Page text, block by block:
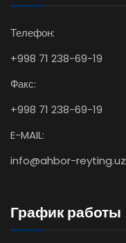
Телефон:
+998 71 238-69-19
Факс:
+998 71 238-69-19
E-MAIL:
info@ahbor-reyting.uz
График работы